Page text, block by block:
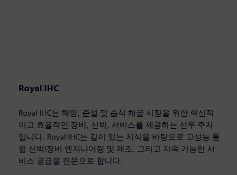
Royal IHC
Royal IHC는 해양, 준설 및 습식 채굴 시장을 위한 혁신적
이고 효율적인 장비, 선박, 서비스를 제공하는 선두 주자
입니다. Royal IHC는 깊이 있는 지식을 바탕으로 고성능 통
합 선박/장비 엔지니어링 및 제조, 그리고 지속 가능한 서
비스 공급을 전문으로 합니다.